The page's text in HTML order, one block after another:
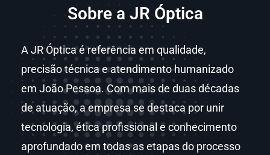
Sobre a JR Óptica
A JR Óptica é referência em qualidade,
precisão técnica e atendimento humanizado
em João Pessoa. Com mais de duas décadas
de atuação, a empresa se destaca por unir
tecnologia, ética profissional e conhecimento
aprofundado em todas as etapas do processo